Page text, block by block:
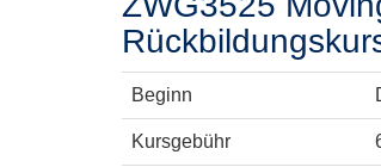
Beginn
Kursgebühr